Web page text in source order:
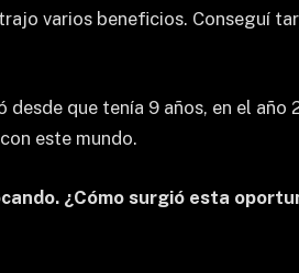
varios beneficios. Conseguí
que tenía 9 años, en el año
este mundo.
¿Cómo surgió esta